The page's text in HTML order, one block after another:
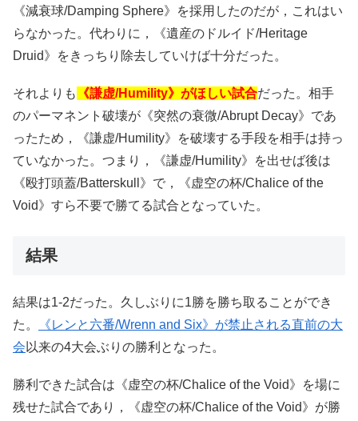
《減衰球/Damping Sphere》を採用したのだが，これはい
らなかった。代わりに，《遺産のドルイド/Heritage
Druid》をきっちり除去していけば十分だった。
それよりも 《謙虚/Humility》がほしい試合だった。相手
のパーマネント破壊が《突然の衰微/Abrupt Decay》であ
ったため，《謙虚/Humility》を破壊する手段を相手は持っ
ていなかった。つまり，《謙虚/Humility》を出せば後は
《殴打頭蓋/Batterskull》で，《虚空の杯/Chalice of the
Void》すら不要で勝てる試合となっていた。
結果
結果は1-2だった。久しぶりに1勝を勝ち取ることができ
た。
《レンと六番/Wrenn and Six》が禁止される直前の大
会 以来の4大会ぶりの勝利となった。
勝利できた試合は《虚空の杯/Chalice of the Void》を場に
残せた試合であり，《虚空の杯/Chalice of the Void》が勝